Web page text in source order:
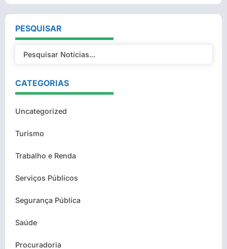
PESQUISAR
CATEGORIAS
Uncategorized
Turismo
Trabalho e Renda
Serviços Públicos
Segurança Pública
Saúde
Procuradoria